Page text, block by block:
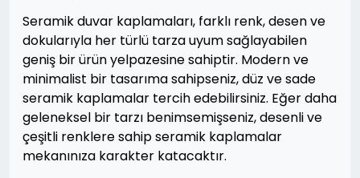
Seramik duvar kaplamaları, farklı renk, desen ve
dokularıyla her türlü tarza uyum sağlayabilen
geniş bir ürün yelpazesine sahiptir. Modern ve
minimalist bir tasarıma sahipseniz, düz ve sade
seramik kaplamalar tercih edebilirsiniz. Eğer daha
geleneksel bir tarzı benimsemişseniz, desenli ve
çeşitli renklere sahip seramik kaplamalar
mekanınıza karakter katacaktır.